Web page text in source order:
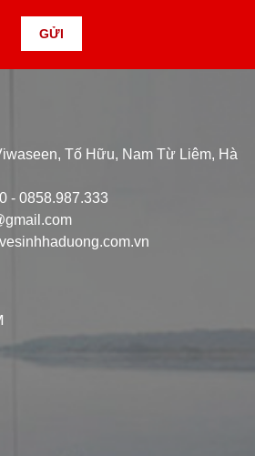
GỬI
Tố Hữu, Nam Từ Liêm, Hà
- 0858.987.333